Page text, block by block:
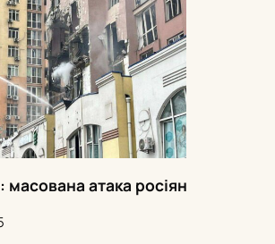
масована атака росіян